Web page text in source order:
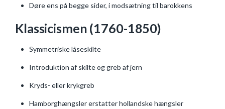
Døre ens på begge sider, i modsætning til barokkens
Klassicismen (1760-1850)
Symmetriske låseskilte
Introduktion af skilte og greb af jern
Kryds- eller krykgreb
Hamborghængsler erstatter hollandske hængsler